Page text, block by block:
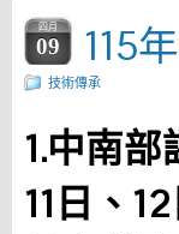
四月
09 115
技術傳承
1.中南
11日、